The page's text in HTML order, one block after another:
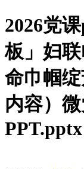
2026党
板」妇
命巾帼
内容）
PPT.pptx